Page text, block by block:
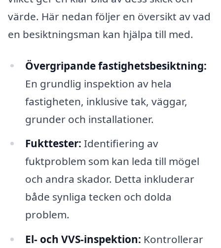
värde. Här nedan följer en översikt av vad
en besiktningsman kan hjälpa till med.
Övergripande fastighetsbesiktning:
En grundlig inspektion av hela
fastigheten, inklusive tak, väggar,
grunder och installationer.
Fukttester: Identifiering av
fuktproblem som kan leda till mögel
och andra skador. Detta inkluderar
både synliga tecken och dolda
problem.
El- och VVS-inspektion: Kontrollerar